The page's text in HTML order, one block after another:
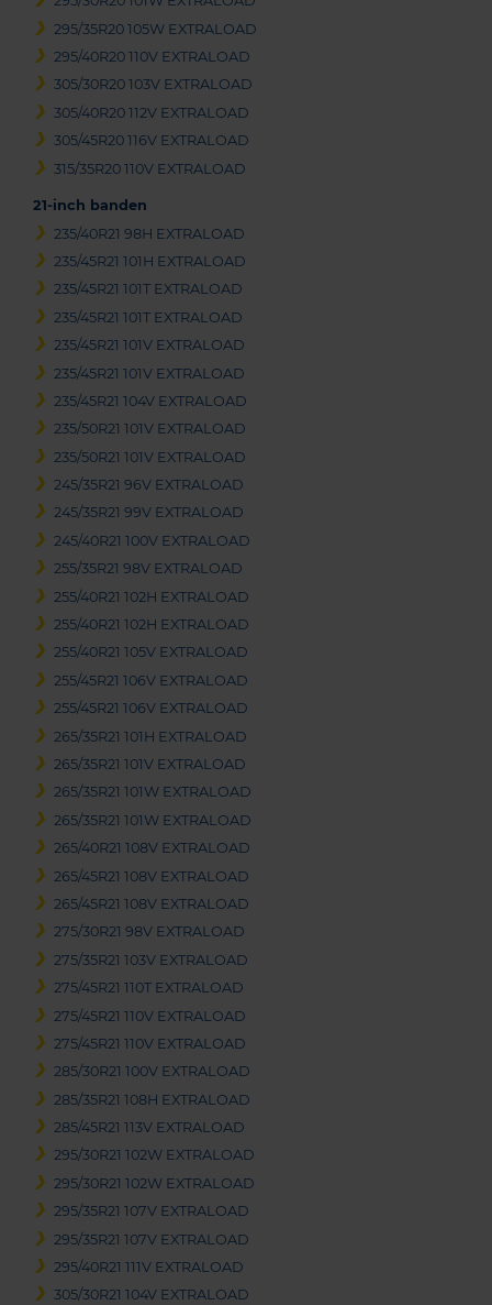
295/35R20 105W EXTRALOAD
295/40R20 110V EXTRALOAD
305/30R20 103V EXTRALOAD
305/40R20 112V EXTRALOAD
305/45R20 116V EXTRALOAD
315/35R20 110V EXTRALOAD
21-inch banden
235/40R21 98H EXTRALOAD
235/45R21 101H EXTRALOAD
235/45R21 101T EXTRALOAD
235/45R21 101T EXTRALOAD
235/45R21 101V EXTRALOAD
235/45R21 101V EXTRALOAD
235/45R21 104V EXTRALOAD
235/50R21 101V EXTRALOAD
235/50R21 101V EXTRALOAD
245/35R21 96V EXTRALOAD
245/35R21 99V EXTRALOAD
245/40R21 100V EXTRALOAD
255/35R21 98V EXTRALOAD
255/40R21 102H EXTRALOAD
255/40R21 102H EXTRALOAD
255/40R21 105V EXTRALOAD
255/45R21 106V EXTRALOAD
255/45R21 106V EXTRALOAD
265/35R21 101H EXTRALOAD
265/35R21 101V EXTRALOAD
265/35R21 101W EXTRALOAD
265/35R21 101W EXTRALOAD
265/40R21 108V EXTRALOAD
265/45R21 108V EXTRALOAD
265/45R21 108V EXTRALOAD
275/30R21 98V EXTRALOAD
275/35R21 103V EXTRALOAD
275/45R21 110T EXTRALOAD
275/45R21 110V EXTRALOAD
275/45R21 110V EXTRALOAD
285/30R21 100V EXTRALOAD
285/35R21 108H EXTRALOAD
285/45R21 113V EXTRALOAD
295/30R21 102W EXTRALOAD
295/30R21 102W EXTRALOAD
295/35R21 107V EXTRALOAD
295/35R21 107V EXTRALOAD
295/40R21 111V EXTRALOAD
305/30R21 104V EXTRALOAD